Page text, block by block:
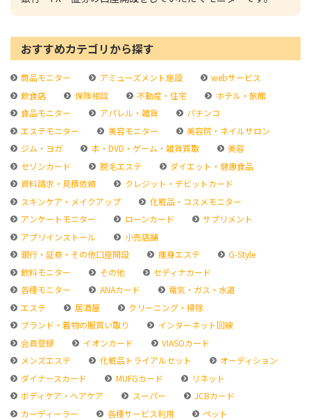
おすすめカテゴリから探す
商品モニター アミューズメント施設
webサービス
飲食店
保険相談 不動産・住宅
ホテル・旅館
食品モニター
アパレル・雑貨
パチンコ
エステモニター
美容モニター
美容院・ネイルサロン
ジム・ヨガ
本・DVD・ゲーム・雑貨買取
美容
セゾンカード
脱毛エステ
ダイエット・健康食品
資料請求・見積依頼
クレジット・デビットカード
スキンケア・メイクアップ
化粧品・コスメモニター
アンケートモニター
ローンカード
サプリメント
アプリインストール
小売店舗
銀行・証券・その他口座開設
痩身エステ
G-Style
飲料モニター
その他
セディナカード
各種モニター
ANAカード
電気・ガス・水道
エステ
居酒屋
クリーニング・掃除
ブランド・着物の服買い取り
インターネット回線
会員登録
イオンカード
VIASOカード
メンズエステ
化粧品トライアルセット
オーディション
ダイナースカード
MUFGカード
リネット
ボディケア・ヘアケア
スーパー
JCBカード
カーディーラー
各種サービス利用
ペット